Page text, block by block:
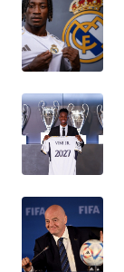
WAHANANEWS
CO ID
NET
WAHANA
SPORT
WAHANA
UMKM